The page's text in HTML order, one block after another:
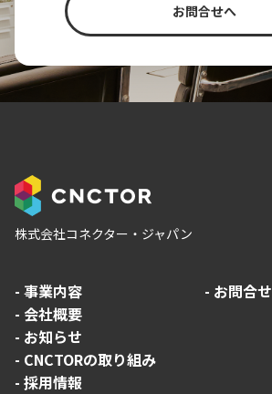
お問合せへ
株式会社コネクター・ジャパン
- 事業内容
- 会社概要
- お知らせ
- CNCTORの取り組み
- 採用情報
- お問合せ